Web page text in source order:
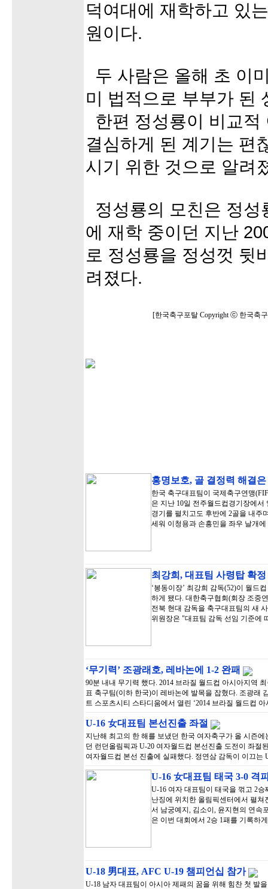
덕여대에 재학하고 있
원이다.
두 사람은 올해 초 이
미 법적으로 부부가 된
한편 정성룡이 비교적
결심하게 된 계기는 편
시기 위한 것으로 알려
정성룡의 모친은 정성
에 재학 중이던 지난
로 정성룡을 정성껏 뒷
려졌다.
[한국축구포탈 Copyright ⓒ 한국축
홍명보호, 골 결정력 해결
한국 축구대표팀이 국제축구연맹
은 지난 10일 전주월드컵경기장에
경기를 펼치고도 후반에 2골을 내주
세워 이청용과 손흥민을 좌우 날개
최강희, 대표팀 사령탑 확정
‘봉동이장’ 최강희 감독(52)이 월드
하게 됐다. 대한축구협회(회장 조중
전북 현대 감독을 축구대표팀의 새
위원장은 "대표팀 감독 선임 기준에
‘무기력’ 조광래호, 레바논에 1-2 완패
90분 내내 무기력 했다. 2014 브라질 월드컵 아시아지역
표 축구팀(이하 한국)이 레바논에 발목을 잡혔다. 조광래
트 스포츠시티 스타디움에서 열린 ‘2014 브라질 월드컵
U-16 女대표팀 본선진출 좌절
지난해 최고의 한 해를 보냈던 한국 여자축구가 올 시즌
던 런던올림픽과 U-20 여자월드컵 본선진출 도전이 좌절
여자월드컵 본선 진출에 실패했다. 정연삼 감독이 이끄
U-16 女대표팀 태국 3-0 격
U-16 여자 대표팀이 태국을 꺾고 2
난징에 위치한 올림픽센터에서 펼쳐
서 남궁예지, 김소이, 윤지현의 연속
은 이번 대회에서 2승 1패를 기록하
U-18 男대표, AFC U-19 챔피언십 참가
U-18 남자 대표팀이 아시아 제패의 꿈을 위해 힘찬 첫 발